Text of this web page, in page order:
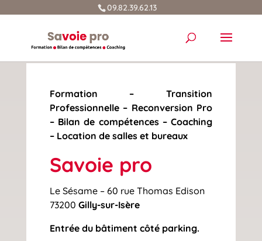
09.82.39.62.13
Formation – Transition
Professionnelle – Reconversion Pro
– Bilan de compétences – Coaching
– Location de salles et bureaux
Savoie pro
Le Sésame – 60 rue Thomas Edison
73200 Gilly-sur-Isère
Entrée du bâtiment côté parking.